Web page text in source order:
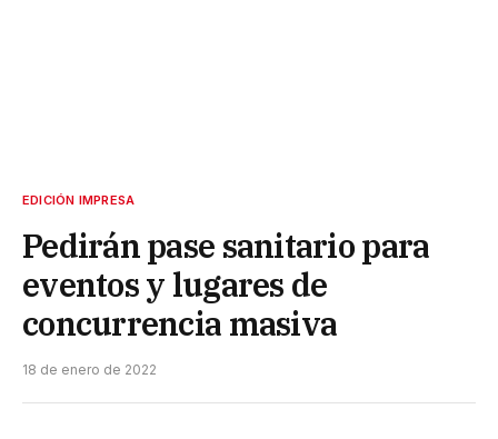
EDICIÓN IMPRESA
Pedirán pase sanitario para
eventos y lugares de
concurrencia masiva
18 de enero de 2022